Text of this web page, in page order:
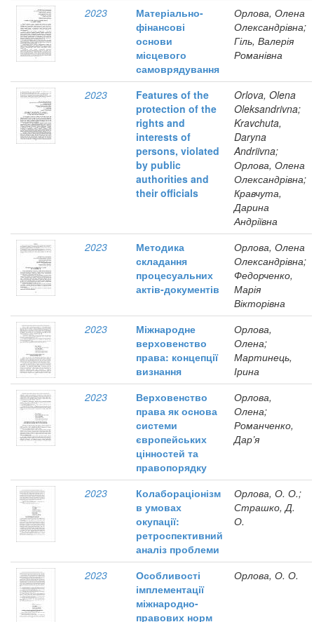
2023
Матеріально-
фінансові
основи
місцевого
самоврядування
Орлова, Олена
Олександрівна;
Гіль, Валерія
Романівна
2023
Features of the
protection of the
rights and
interests of
persons, violated
by public
authorities and
their officials
Orlova, Olena
Oleksandrivna;
Kravchuta,
Daryna
Andriivna;
Орлова, Олена
Олександрівна;
Кравчута,
Дарина
Андріївна
2023
Методика
складання
процесуальних
актів-документів
Орлова, Олена
Олександрівна;
Федорченко,
Марія
Вікторівна
2023
Міжнародне
верховенство
права: концепції
визнання
Орлова,
Олена;
Мартинець,
Ірина
2023
Верховенство
права як основа
системи
європейських
цінностей та
правопорядку
Орлова,
Олена;
Романченко,
Дар’я
2023
Колабораціонізм
в умовах
окупації:
ретроспективний
аналіз проблеми
Орлова, О. О.;
Страшко, Д.
О.
2023
Особливості
імплементації
міжнародно-
правових норм
Орлова, О. О.